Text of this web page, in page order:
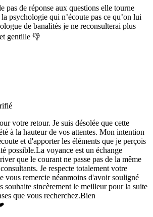
pas de réponse aux questions elle tourne
psychologie qui n’écoute pas ce qu’on lui
de banalités je ne reconsulterai plus
gentille 👎
votre retour. Je suis désolée que cette
à la hauteur de vos attentes. Mon intention
et d'apporter les éléments que je perçois
possible.La voyance est un échange
que le courant ne passe pas de la même
Je respecte totalement votre
vous remercie néanmoins d'avoir souligné
souhaite sincèrement le meilleur pour la suite
que vous recherchez.Bien